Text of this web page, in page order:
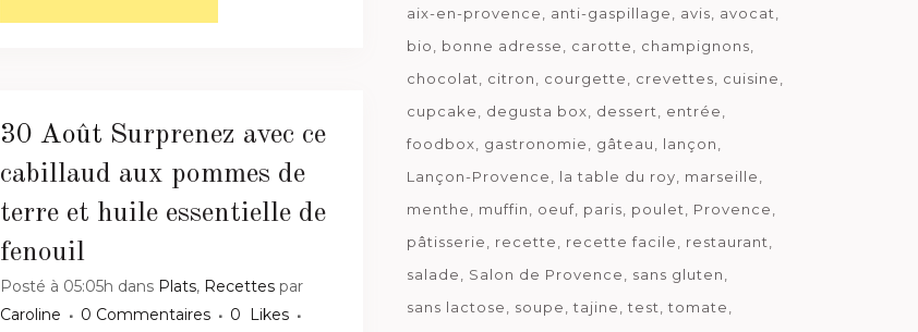
30 Août Surprenez avec ce
cabillaud aux pommes de
terre et huile essentielle de
fenouil
Posté à 05:05h dans Plats, Recettes par
Caroline
0 Commentaires 0
Likes
aix-en-provence
anti-gaspillage avis
avocat
bio
bonne adresse carotte
champignons
chocolat
citron courgette crevettes
cuisine
cupcake
degusta box dessert
entrée
foodbox
gastronomie gâteau
lançon
Lançon-Provence
la table du roy
marseille
menthe
muffin oeuf paris poulet
Provence
pâtisserie
recette recette facile
restaurant
salade
Salon de Provence
sans gluten
sans lactose
soupe tajine test
tomate